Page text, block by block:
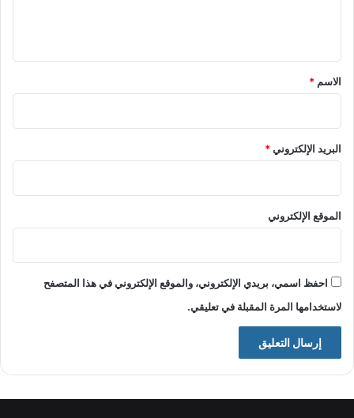
*
الاسم *
البريد الإلكتروني*
الموقع الإلكتروني
احفظ اسمي، بريدي الإلكتروني، والموقع الإلكتروني في هذا المتصفح
لاستخدامها المرة المقبلة في تعليقي.